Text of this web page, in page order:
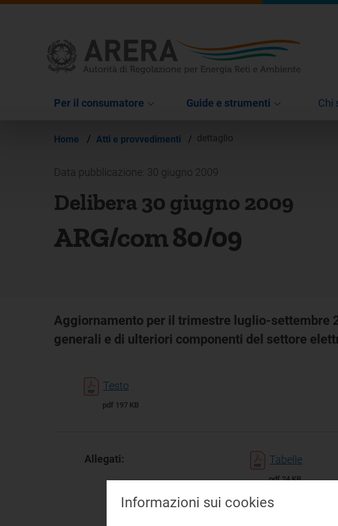
Per il consumatore Guide e strumenti Chi
Home / Atti e provvedimenti / dettaglio
Data pubblicazione: 30 giugno 2009
Delibera 30 giugno 2009
ARG/com 80/09
Aggiornamento per il trimestre luglio-settembre
generali e di ulteriori componenti del settore
Testo
pdf 197 KB
Allegati: Tabelle
pdf 24 KB
Informazioni sui cookies